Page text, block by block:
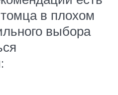
в плохом
выбора